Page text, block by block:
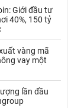
Mắc ca
Ngũ cốc
Giới đầu tư
40%, 150 tỷ
vàng mã
vay một
lần đầu